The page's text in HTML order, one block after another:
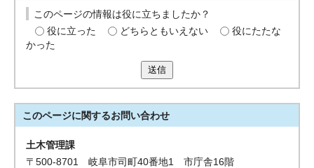
このページの情報は役に立ちましたか？
役に立った
どちらともいえない
役にたたな
かった
送信
このページに関するお問い合わせ
土木管理課
〒500-8701 岐阜市司町40番地1 市庁舎16階